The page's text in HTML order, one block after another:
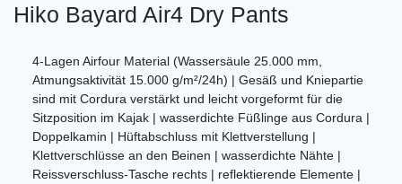
Hiko Bayard Air4 Dry Pants
4-Lagen Airfour Material (Wassersäule 25.000 mm,
Atmungsaktivität 15.000 g/m²/24h) | Gesäß und Kniepartie
sind mit Cordura verstärkt und leicht vorgeformt für die
Sitzposition im Kajak | wasserdichte Füßlinge aus Cordura |
Doppelkamin | Hüftabschluss mit Klettverstellung |
Klettverschlüsse an den Beinen | wasserdichte Nähte |
Reissverschluss-Tasche rechts | reflektierende Elemente |